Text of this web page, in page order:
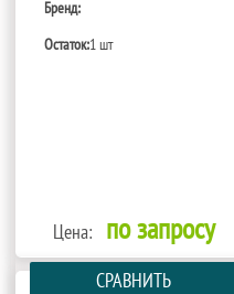
Бренд:
Остаток:1 шт
Цена: по запросу
СРАВНИТЬ